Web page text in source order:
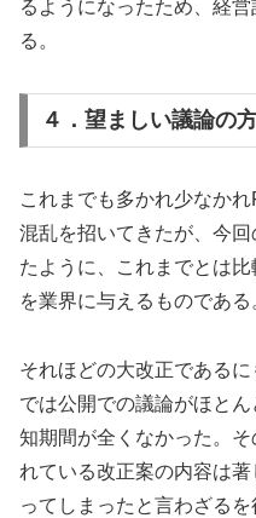
るようになったため、経
る。
４．望ましい議論の
これまでも多かれ少なか
混乱を招いてきたが、今
たように、これまでとは
を業界に与えるものである
それほどの大改正である
では公開での議論がほと
知期間が全くなかった。
れている改正案の内容は
ってしまったと言わざる